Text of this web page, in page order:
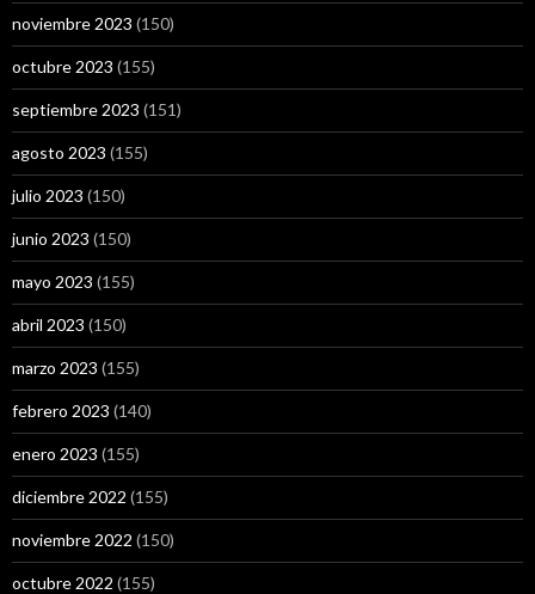
noviembre 2023 (150)
octubre 2023 (155)
septiembre 2023 (151)
agosto 2023 (155)
julio 2023 (150)
junio 2023 (150)
mayo 2023 (155)
abril 2023 (150)
marzo 2023 (155)
febrero 2023 (140)
enero 2023 (155)
diciembre 2022 (155)
noviembre 2022 (150)
octubre 2022 (155)